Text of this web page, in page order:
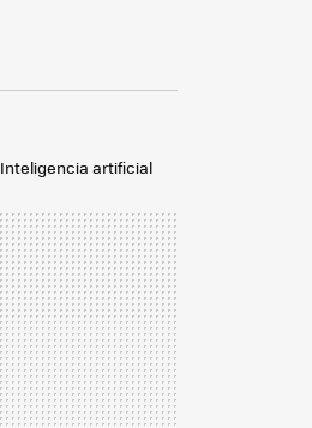
Inteligencia artificial